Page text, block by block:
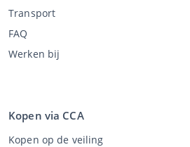
Transport
FAQ
Werken bij
Kopen via CCA
Kopen op de veiling